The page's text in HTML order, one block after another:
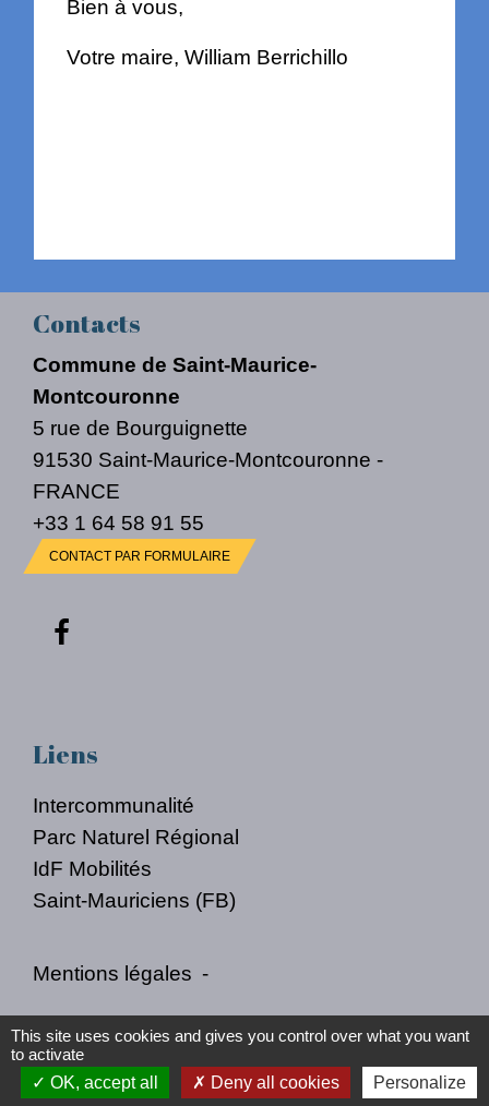
Bien à vous,
Votre maire, William Berrichillo
Contacts
Commune de Saint-Maurice-
Montcouronne
5 rue de Bourguignette
91530 Saint-Maurice-Montcouronne -
FRANCE
+33 1 64 58 91 55
CONTACT PAR FORMULAIRE
Liens
Intercommunalité
Parc Naturel Régional
IdF Mobilités
Saint-Mauriciens (FB)
Mentions légales -
Politique de confidentialité - Accessibilité -
Plan du site - Gestion des cookies
This site uses cookies and gives you control over what you want
to activate
OK, accept all
Deny all cookies Personalize